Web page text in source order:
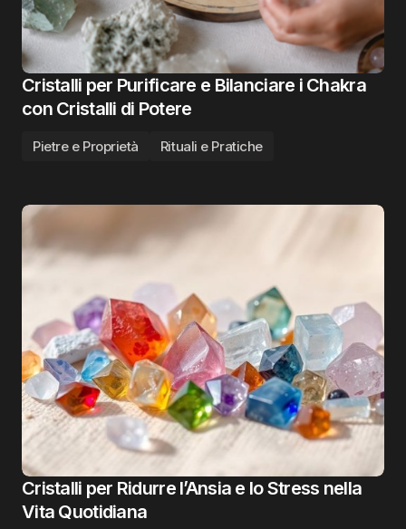
Cristalli per Purificare e Bilanciare i Chakra
con Cristalli di Potere
Pietre e Proprietà Rituali e Pratiche
Cristalli per Ridurre l’Ansia e lo Stress nella
Vita Quotidiana